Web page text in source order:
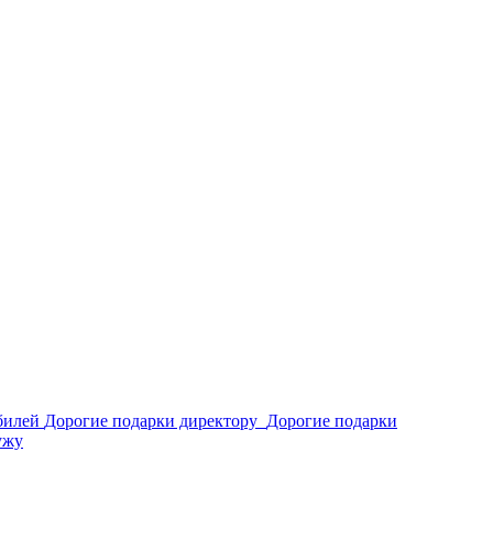
Дорогие подарки директору Дорогие подарки